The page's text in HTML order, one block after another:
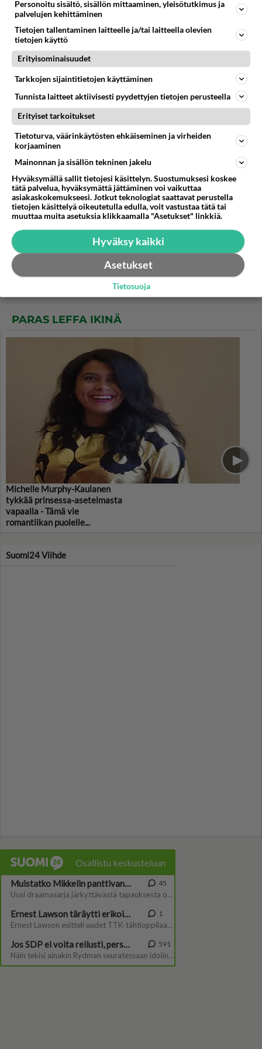
Valitse oma tähtimerkkisi ja lue päivän horoskooppi!
KASARI
pompsahteli
pikkubikineissään - Uima-
allaskohtaus kiihdytti ja
viihdytti
PARAS LEFFA IKINÄ
Michelle Murphy-Kaulanen
tykkää prinsessa-asetelmasta
vapaalla - Tämä vie
romantiikan puolelle...
Suomi24 Viihde
Personoitu sisältö, sisällön mittaaminen, yleisötutkimus ja
palvelujen kehittäminen
Tietojen tallentaminen laitteelle ja/tai laitteella olevien
tietojen käyttö
Erityisominaisuudet
Tarkkojen sijaintitietojen käyttäminen
Tunnista laitteet aktiivisesti pyydettyjen tietojen perusteella
Erityiset tarkoitukset
Tietoturva, väärinkäytösten ehkäiseminen ja virheiden
korjaaminen
Mainonnan ja sisällön tekninen jakelu
Hyväksymällä sallit tietojesi käsittelyn. Suostumuksesi koskee
tätä palvelua, hyväksymättä jättäminen voi vaikuttaa
asiakaskokemukseesi. Jotkut teknologiat saattavat perustella
tietojen käsittelyä oikeutetulla edulla, voit vastustaa tätä tai
muuttaa muita asetuksia klikkaamalla "Asetukset" linkkiä.
Hyväksy kaikki
Asetukset
Tietosuoja